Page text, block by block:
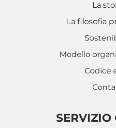
La
La filosofia
Modello
Codice
SERVIZIO